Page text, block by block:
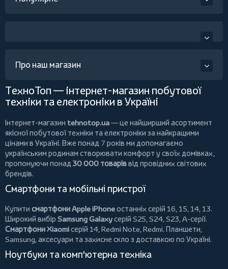
Про наш магазин
ТехноТоп — інтернет-магазин побутової
техніки та електроніки в Україні
Інтернет-магазин tehnotop.ua— це найширший асортимент
якісної побутової техніки та електроніки за найкращими
цінами в Україні. Вже понад 7 років ми допомагаємо
українським родинам створювати комфорт у своїх домівках,
пропонуючи понад 30 000 товаріввід провідних світових
брендів.
Смартфони та мобільні пристрої
Купити смартфони Apple iPhoneостанніх серій 16, 15, 14, 13.
Широкий вибір Samsung Galaxyсерій S25, S24, S23, A-серії.
Смартфони Xiaomiсерій 14, Redmi Note, Redmi. Планшети,
Samsung, аксесуари тазахисне скло з доставкою по Україні.
Ноутбуки та комп'ютерна техніка